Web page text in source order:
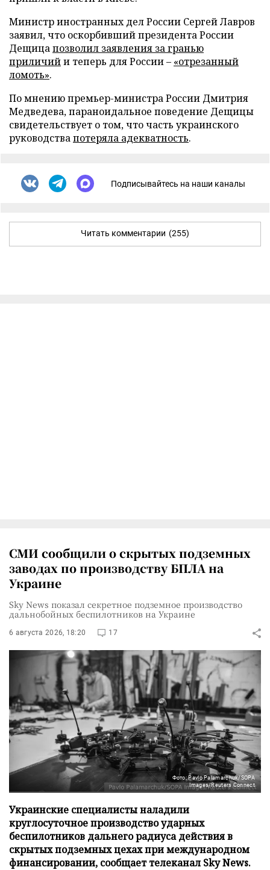
Министр иностранных дел России Сергей Лавров
заявил, что оскорбивший президента России
Дещицапозволил заявления за гранью
приличийи теперь для России – «отрезанный
ломоть».
По мнению премьер-министра России Дмитрия
Медведева, параноидальное поведение Дещицы
свидетельствует о том, что часть украинского
руководствапотеряла адекватность.
Подписывайтесь на наши каналы
Читать комментарии (255)
СМИ сообщили о скрытых подземных
заводах по производству БПЛА на
Украине
Sky News показал секретное подземное производство
дальнобойных беспилотников на Украине
6 августа 2026, 18:20 17
Фото: Pavlo Palamarchuk/SOPA
Images/Reuters Connect
Украинские специалисты наладили
круглосуточное производство ударных
беспилотников дальнего радиуса действия в
скрытых подземных цехах при международном
финансировании, сообщает телеканал Sky News.